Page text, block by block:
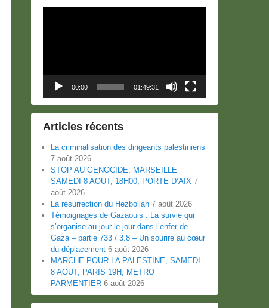
00:00 01:49:31
Articles récents
La criminalisation des dirigeants palestiniens
7 août 2026
STOP AU GENOCIDE, MARSEILLE
SAMEDI 8 AOUT, 18H00, PORTE D’AIX 7
août 2026
La résurrection du Hezbollah 7 août 2026
Témoignages de Gazaouis : La survie qui
s’organise au jour le jour dans l’enfer de
Gaza – partie 733 / 3.8 – Un sourire au cœur
du déplacement 6 août 2026
MARCHE POUR LA PALESTINE, SAMEDI
8 AOUT, PARIS 19H, METRO
PARMENTIER 6 août 2026